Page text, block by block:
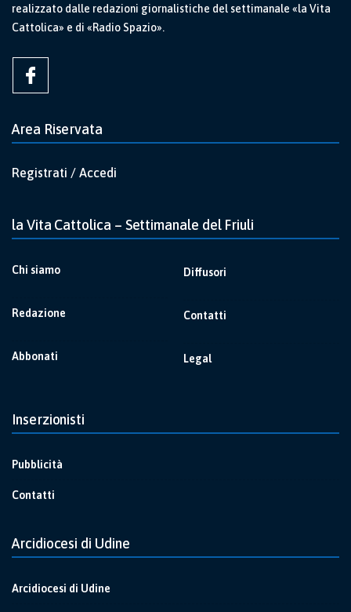
realizzato dalle redazioni giornalistiche del settimanale «la Vita
Cattolica» e di «Radio Spazio».
Area Riservata
Registrati / Accedi
la Vita Cattolica – Settimanale del Friuli
Chi siamo
Redazione
Abbonati
Diffusori
Contatti
Legal
Inserzionisti
Pubblicità
Contatti
Arcidiocesi di Udine
Arcidiocesi di Udine